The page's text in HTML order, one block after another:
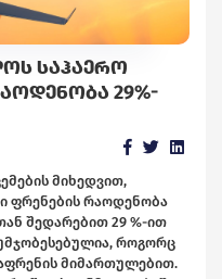
ᲡᲐᲰᲐᲔᲠᲝ
29%-
მიხედვით,
ფრენების რაოდენობა
შედარებით 29 %-ით
როგორც
მიმართულებით.